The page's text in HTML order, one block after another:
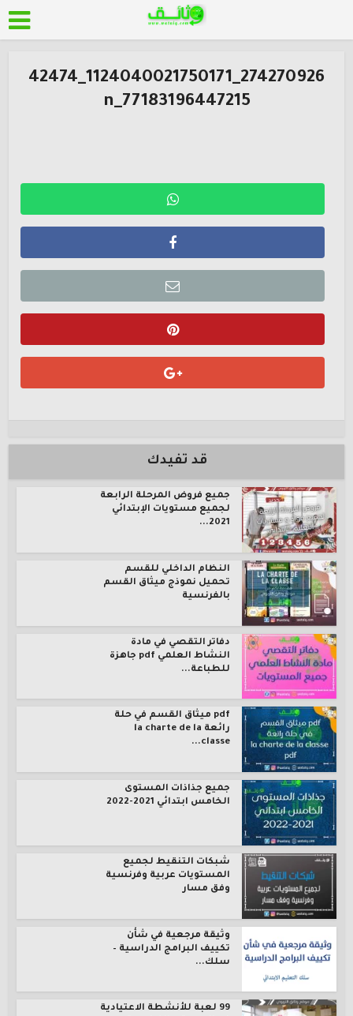
274270926_1124040021750171_42474
77183196447215_n
قد تفيدك
جميع فروض المرحلة الرابعة
لجميع مستويات الإبتدائي
2021...
النظام الداخلي للقسم
تحميل نموذج ميثاق القسم
بالفرنسية
دفاتر التقصي في مادة
النشاط العلمي pdf جاهزة
للطباعة...
pdf ميثاق القسم في حلة
رائعة la charte de la
classe...
جميع جذاذات المستوى
الخامس ابتدائي 2021-2022
شبكات التنقيط لجميع
المستويات عربية وفرنسية
وفق مسار
وثيقة مرجعية في شأن
تكييف البرامج الدراسية –
سلك...
99 لعبة للأنشطة الاعتيادية